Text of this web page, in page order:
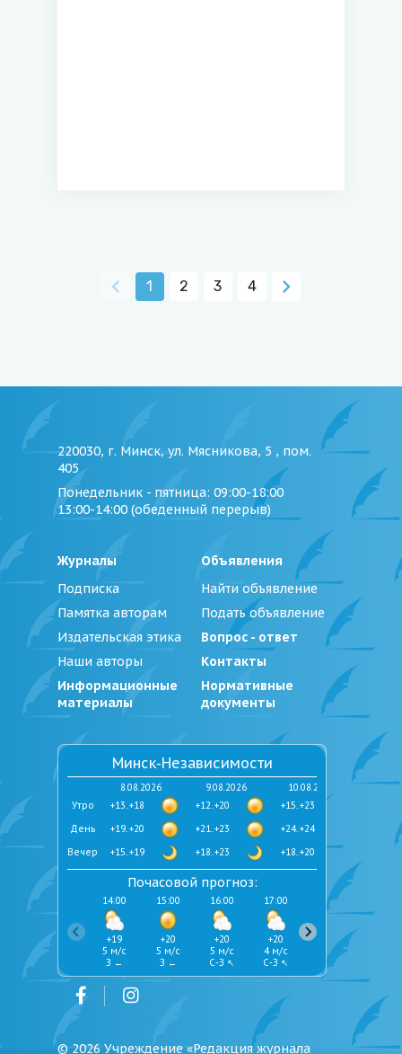
1 2 3 4
220030, г. Минск, ул. Мясникова, 5 , пом.
405
Понедельник - пятница: 09:00-18:00
13:00-14:00 (обеденный перерыв)
Журналы
Подписка
Памятка авторам
Издательская этика
Наши авторы
Информационные
материалы
Объявления
Найти объявление
Подать объявление
Вопрос - ответ
Контакты
Нормативные
документы
Минск-Независимости
8.08.2026
+13..+18
+19..+20
+15..+19
9.08.2026
+12..+20
+21..+23
+18..+23
10.08.2026
+15..+23
+24..+24
+18..+20
Вечер
День
Утро
Почасовой прогноз:
14:00
+19
5 м/с
З ←
15:00
+20
5 м/с
З ←
16:00
+20
5 м/с
С-З ↖
17:00
+20
4 м/с
С-З ↖
18:00
4 м/с
С-З ↖
©2026 Учреждение «Редакция журнала